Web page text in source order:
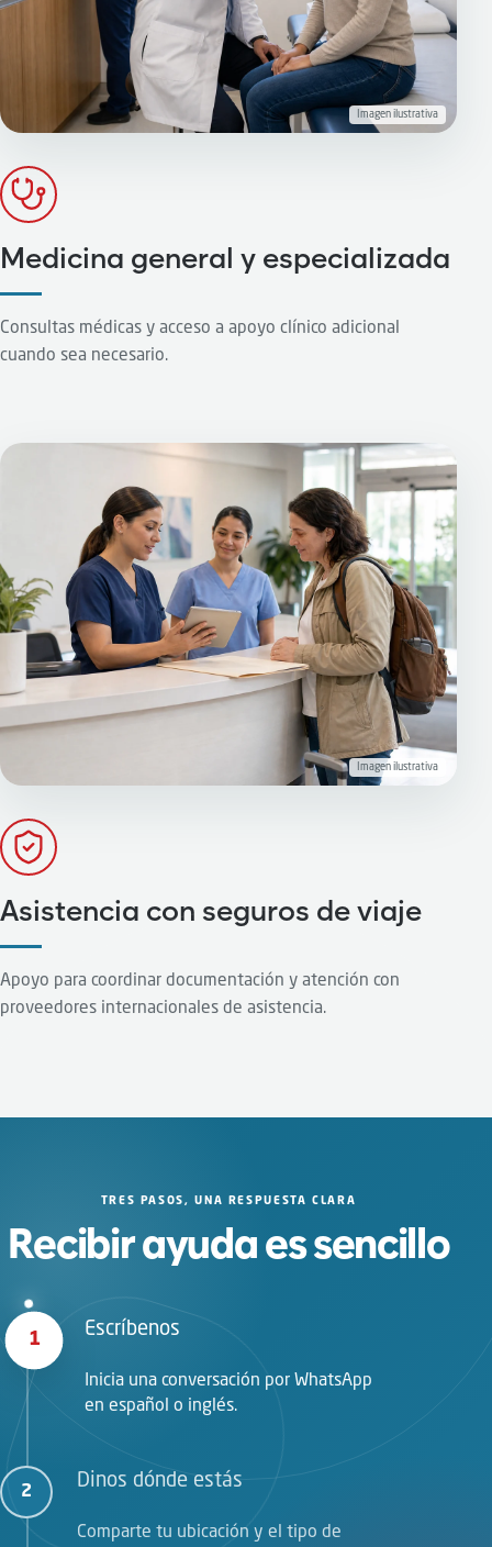
Imagen ilustrativa
Medicina general y especializada
Consultas médicas y acceso a apoyo clínico adicional
cuando sea necesario.
Imagen ilustrativa
Asistencia con seguros de viaje
Apoyo para coordinar documentación y atención con
proveedores internacionales de asistencia.
TRES PASOS, UNA RESPUESTA CLARA
Recibir ayuda es sencillo
1
Escríbenos
Inicia una conversación por WhatsApp
en español o inglés.
2
Dinos dónde estás
Comparte tu ubicación y el tipo de